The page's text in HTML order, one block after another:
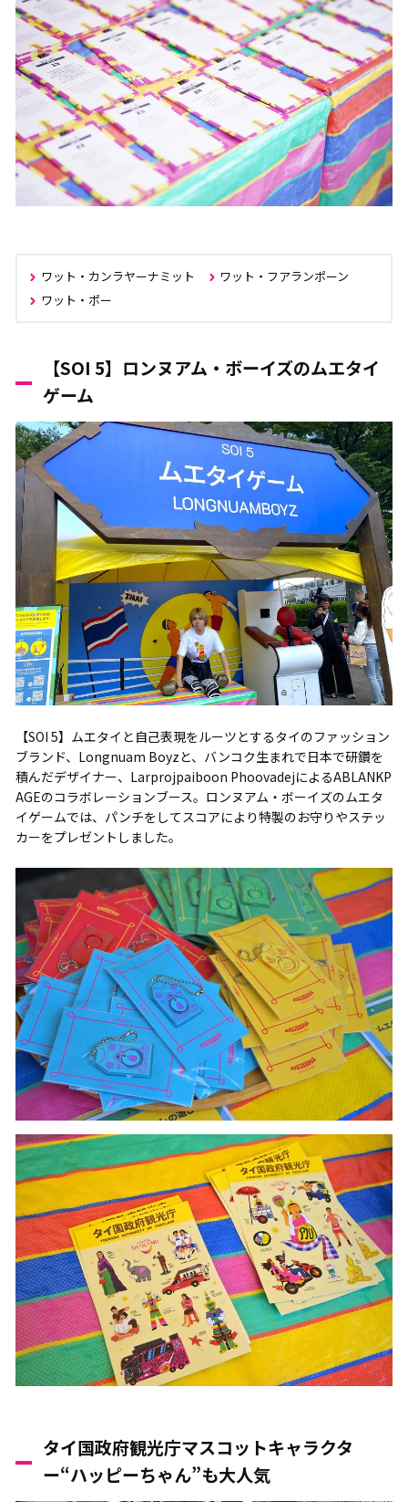
ワット・カンラヤーナミット
ワット・フアランポーン
ワット・ポー
【SOI 5】ロンヌアム・ボーイズのムエタイ
ゲーム
【SOI 5】ムエタイと自己表現をルーツとするタイのファッション
ブランド、Longnuam Boyzと、バンコク生まれで日本で研鑽を
積んだデザイナー、Larprojpaiboon PhoovadejによるABLANKP
AGEのコラボレーションブース。ロンヌアム・ボーイズのムエタ
イゲームでは、パンチをしてスコアにより特製のお守りやステッ
カーをプレゼントしました。
タイ国政府観光庁マスコットキャラクタ
ー“ハッピーちゃん”も大人気